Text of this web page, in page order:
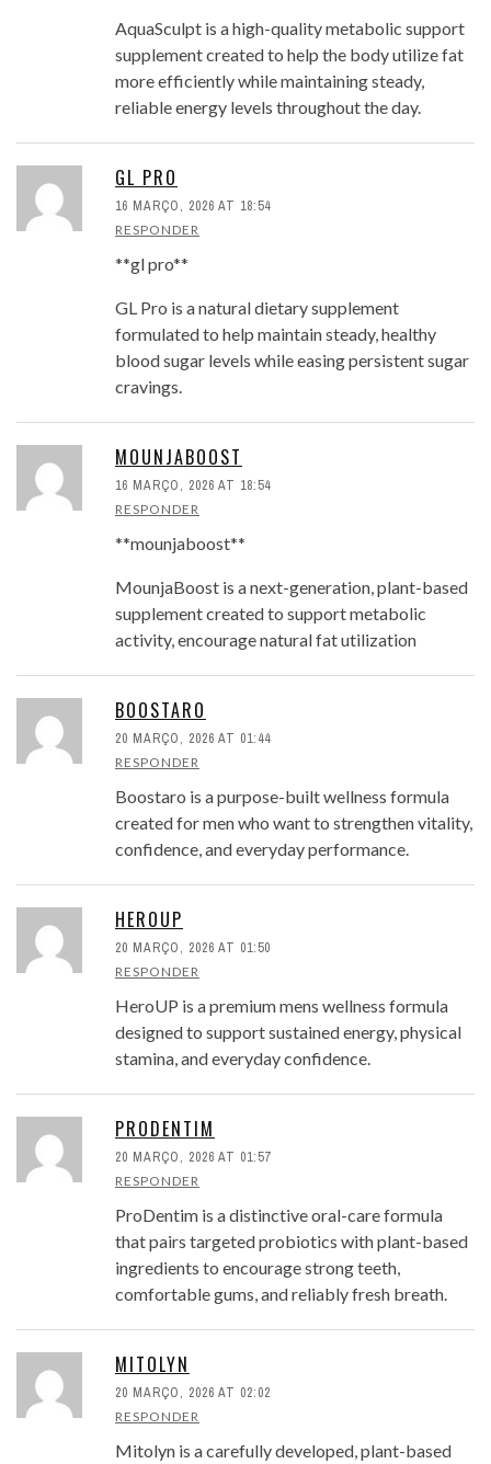
AquaSculpt is a high-quality metabolic support
supplement created to help the body utilize fat
more efficiently while maintaining steady,
reliable energy levels throughout the day.
GL PRO
16 MARÇO, 2026 AT 18:54
RESPONDER
**gl pro**
GL Pro is a natural dietary supplement
formulated to help maintain steady, healthy
blood sugar levels while easing persistent sugar
cravings.
MOUNJABOOST
16 MARÇO, 2026 AT 18:54
RESPONDER
**mounjaboost**
MounjaBoost is a next-generation, plant-based
supplement created to support metabolic
activity, encourage natural fat utilization
BOOSTARO
20 MARÇO, 2026 AT 01:44
RESPONDER
Boostaro is a purpose-built wellness formula
created for men who want to strengthen vitality,
confidence, and everyday performance.
HEROUP
20 MARÇO, 2026 AT 01:50
RESPONDER
HeroUP is a premium mens wellness formula
designed to support sustained energy, physical
stamina, and everyday confidence.
PRODENTIM
20 MARÇO, 2026 AT 01:57
RESPONDER
ProDentim is a distinctive oral-care formula
that pairs targeted probiotics with plant-based
ingredients to encourage strong teeth,
comfortable gums, and reliably fresh breath.
MITOLYN
20 MARÇO, 2026 AT 02:02
RESPONDER
Mitolyn is a carefully developed, plant-based